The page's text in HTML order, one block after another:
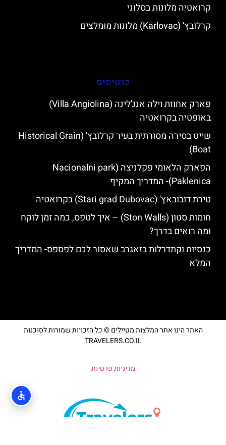
קרואטיה מלונות בסלוני
קרלובץ' (Karlovac) מלונות מומלצים
כרטיסים
פארק אחוזת וילה אנג'לינה (Villa Angiolina)
באופטיה בקרואטיה
שייט בסירה מסורתית בעיר קרלובץ' (Historical Grain
Boat)
הפארק הלאומי פקלניצה (Nacionalni park
Paklenica)- המדריך המקיף
טירת דובובאץ' (Stari grad Dubovac) בקרואטיה
חומות סטון (Ston Walls) – איך לטפס, כמה זמן לוקח
ומה רואים בדרך?
כנסיות וקתדרלות בזאגרב שאסור לכם לפספס- המדריך
המלא
האתר הינו אתר המלצות מטיילים © כל הזכויות שמורות לסוכנות
TRAVELERS.CO.IL
מדיניות פרטיות